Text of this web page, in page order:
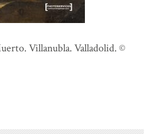
Villanubla. Valladolid. ©